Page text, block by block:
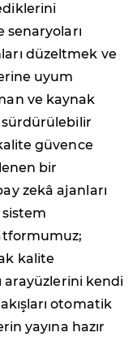
düzeltmek ve
uyum
ve kaynak
sürdürülebilir
güvence
bir
zekâ ajanları
sistem
kalite
arayüzlerini kendi
otomatik
yayına hazır